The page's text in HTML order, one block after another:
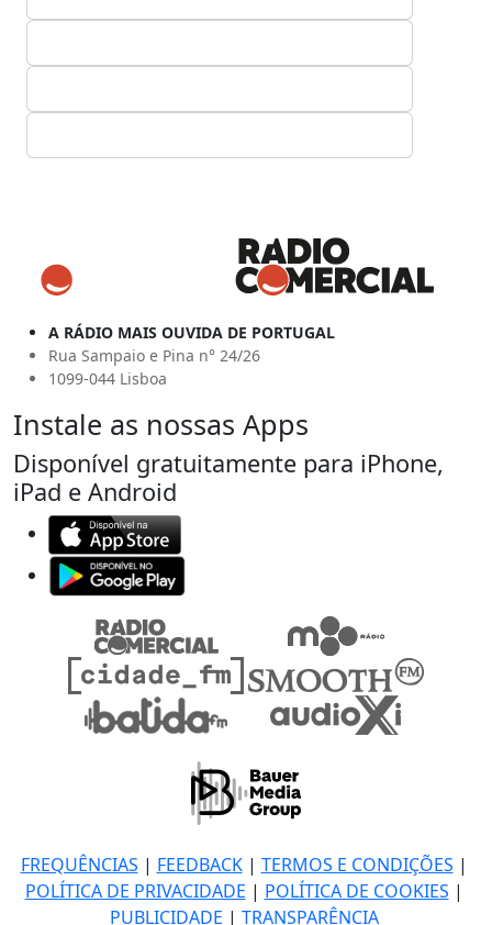
A RÁDIO MAIS OUVIDA DE PORTUGAL
Rua Sampaio e Pina n° 24/26
1099-044 Lisboa
Instale as nossas Apps
Disponível gratuitamente para iPhone,
iPad e Android
FREQUÊNCIAS | FEEDBACK| TERMOS E CONDIÇÕES |
POLÍTICA DE PRIVACIDADE | POLÍTICA DE COOKIES |
PUBLICIDADE | TRANSPARÊNCIA